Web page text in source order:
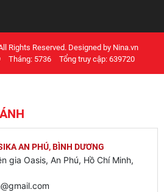
Rights Reserved. Designed by Nina.vn
Tháng: 5736 Tổng truy cập: 639720
AN PHÚ, BÌNH DƯƠNG
gia Oasis, An Phú, Hồ Chí Minh,